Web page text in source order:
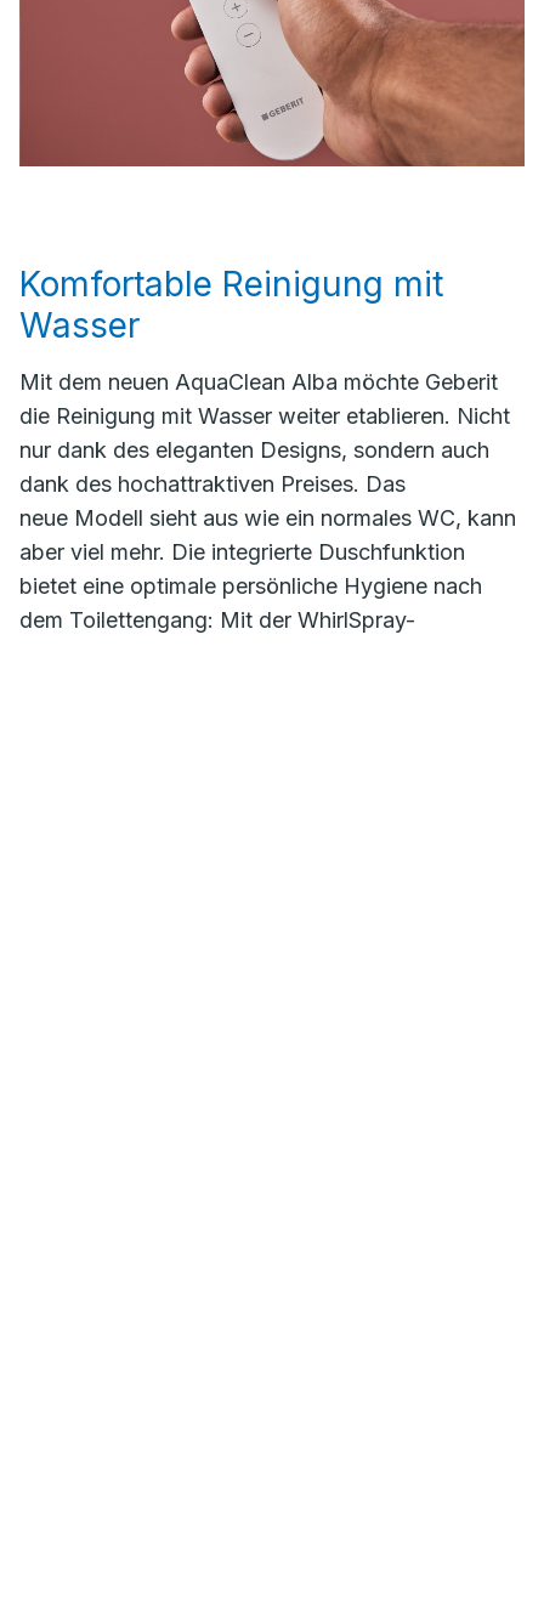
Komfortable Reinigung mit
Wasser
Mit dem neuen AquaClean Alba möchte Geberit
die Reinigung mit Wasser weiter etablieren. Nicht
nur dank des eleganten Designs, sondern auch
dank des hochattraktiven Preises. Das
neue Modell sieht aus wie ein normales WC, kann
aber viel mehr. Die integrierte Duschfunktion
bietet eine optimale persönliche Hygiene nach
dem Toilettengang: Mit der WhirlSpray-